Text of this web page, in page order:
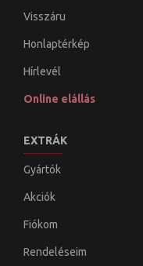
Visszáru
Honlaptérkép
Hírlevél
Online elállás
EXTRÁK
Gyártók
Akciók
Fiókom
Rendeléseim